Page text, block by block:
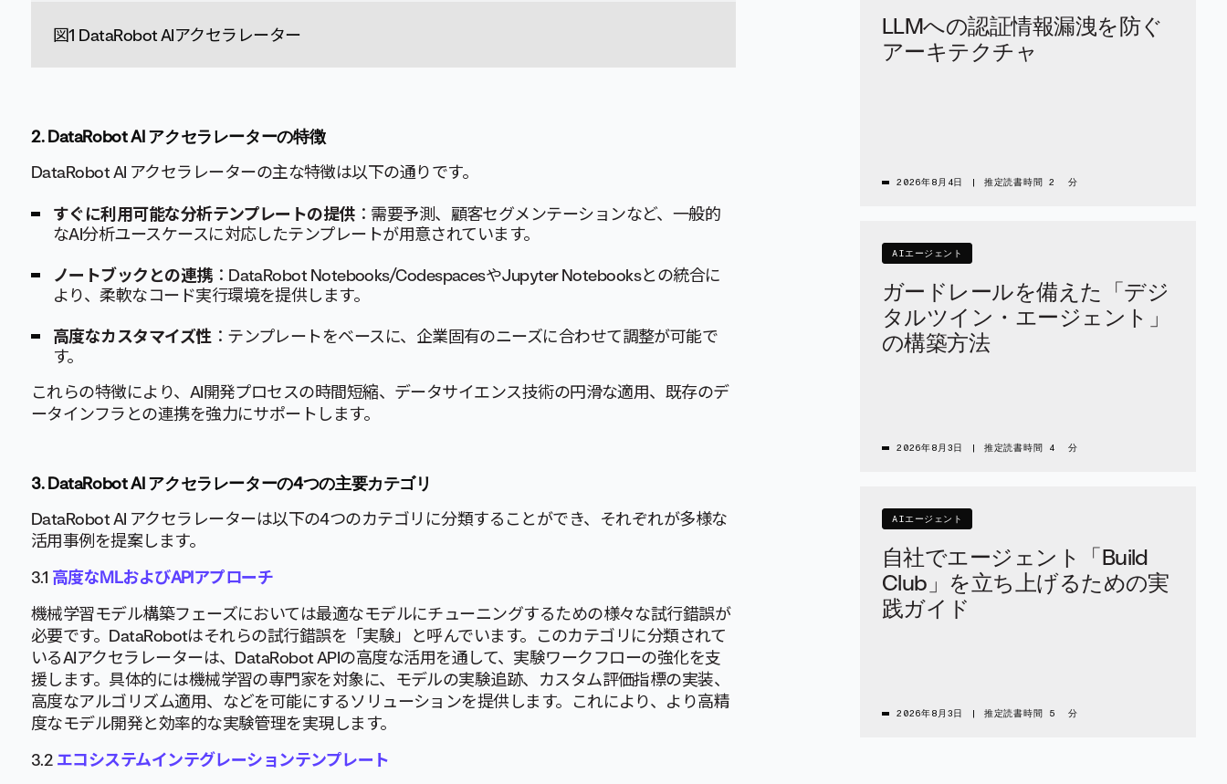
図1 DataRobot AIアクセラレーター
2.DataRobot AI アクセラレーターの特徴
DataRobot AI アクセラレーターの主な特徴は以下の通りです。
すぐに利用可能な分析テンプレートの提供：需要予測、顧客セグメンテーションなど、一般的
なAI分析ユースケースに対応したテンプレートが用意されています。
ノートブックとの連携：DataRobot Notebooks/CodespacesやJupyter Notebooksとの統合に
より、柔軟なコード実行環境を提供します。
高度なカスタマイズ性 ：テンプレートをベースに、企業固有のニーズに合わせて調整が可能で
す。
これらの特徴により、AI開発プロセスの時間短縮、データサイエンス技術の円滑な適用、既存のデ
ータインフラとの連携を強力にサポートします。
3. DataRobot AI アクセラレーターの4つの主要カテゴリ
DataRobot AI アクセラレーターは以下の4つのカテゴリに分類することができ、それぞれが多様な
活用事例を提案します。
3.1 高度なMLおよびAPIアプローチ
機械学習モデル構築フェーズにおいては最適なモデルにチューニングするための様々な試行錯誤が
必要です。DataRobotはそれらの試行錯誤を「実験」と呼んでいます。このカテゴリに分類されて
いるAIアクセラレーターは、DataRobot APIの高度な活用を通して、実験ワークフローの強化を支
援します。具体的には機械学習の専門家を対象に、モデルの実験追跡、カスタム評価指標の実装、
高度なアルゴリズム適用、などを可能にするソリューションを提供します。これにより、より高精
度なモデル開発と効率的な実験管理を実現します。
3.2 エコシステムインテグレーションテンプレート
LLMへの認証情報漏洩を防ぐ
アーキテクチャ
2026年8月4日 推定読書時間 2 分
AIエージェント
ガードレールを備えた「デジ
タルツイン・エージェント」
の構築方法
2026年8月3日 推定読書時間 4 分
AIエージェント
自社でエージェント「Build
Club」を立ち上げるための実
践ガイド
2026年8月3日 推定読書時間 5 分